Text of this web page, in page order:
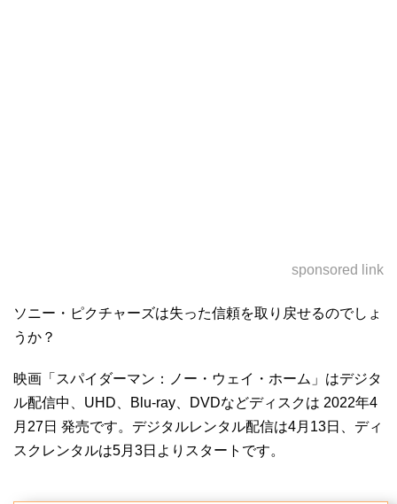
sponsored link
ソニー・ピクチャーズは失った信頼を取り戻せるのでしょ
うか？
映画「スパイダーマン：ノー・ウェイ・ホーム」はデジタ
ル配信中、UHD、Blu-ray、DVDなどディスクは 2022年4
月27日 発売です。デジタルレンタル配信は4月13日、ディ
スクレンタルは5月3日よりスタートです。